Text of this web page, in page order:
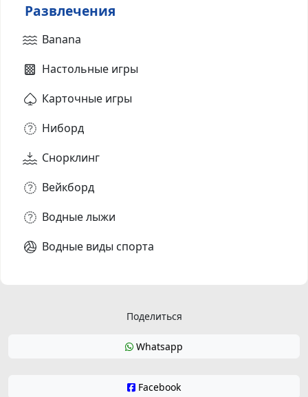
Развлечения
Banana
Настольные игры
Карточные игры
Ниборд
Снорклинг
Вейкборд
Водные лыжи
Водные виды спорта
Поделиться
Whatsapp
Facebook